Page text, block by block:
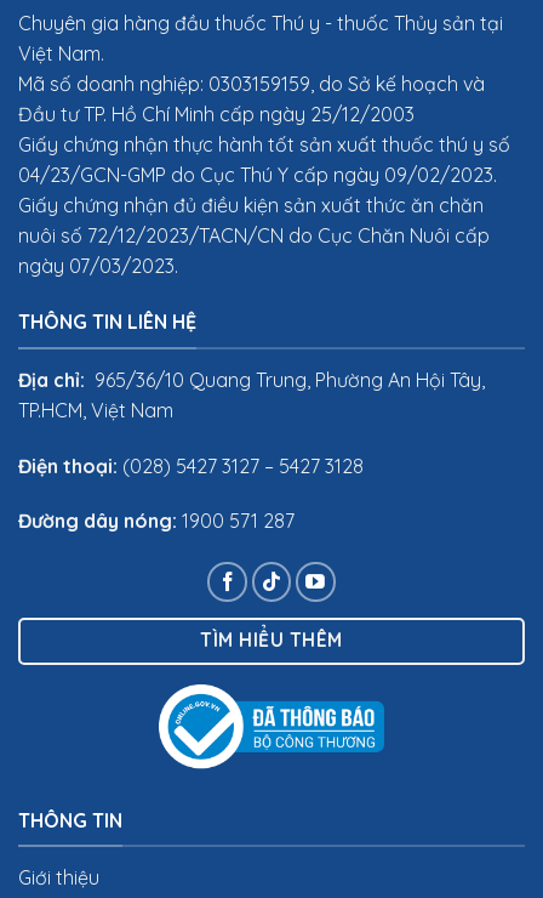
Chuyên gia hàng đầu thuốc Thú y - thuốc Thủy sản tại
Việt Nam.
Mã số doanh nghiệp: 0303159159, do Sở kế hoạch và
Đầu tư TP. Hồ Chí Minh cấp ngày 25/12/2003
Giấy chứng nhận thực hành tốt sản xuất thuốc thú y số
04/23/GCN-GMP do Cục Thú Y cấp ngày 09/02/2023.
Giấy chứng nhận đủ điều kiện sản xuất thức ăn chăn
nuôi số 72/12/2023/TACN/CN do Cục Chăn Nuôi cấp
ngày 07/03/2023.
THÔNG TIN LIÊN HỆ
Địa chỉ: 965/36/10 Quang Trung, Phường An Hội Tây,
TP.HCM, Việt Nam
Điện thoại: (028) 5427 3127 – 5427 3128
Đường dây nóng: 1900 571 287
TÌM HIỂU THÊM
THÔNG TIN
Giới thiệu